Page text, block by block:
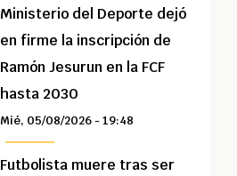
Ministerio del Deporte dejó
en firme la inscripción de
Ramón Jesurun en la FCF
hasta 2030
Mié, 05/08/2026 - 19:48
Futbolista muere tras ser